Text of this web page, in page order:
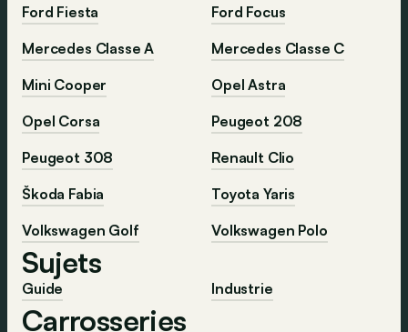
Ford Fiesta
Ford Focus
Mercedes Classe A
Mercedes Classe C
Mini Cooper
Opel Astra
Opel Corsa
Peugeot 208
Peugeot 308
Renault Clio
Škoda Fabia
Toyota Yaris
Volkswagen Golf
Volkswagen Polo
Sujets
Guide Industrie
Carrosseries